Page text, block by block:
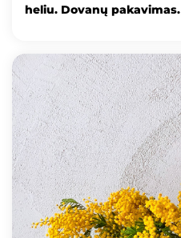
heliu. Dovanų pakavimas.